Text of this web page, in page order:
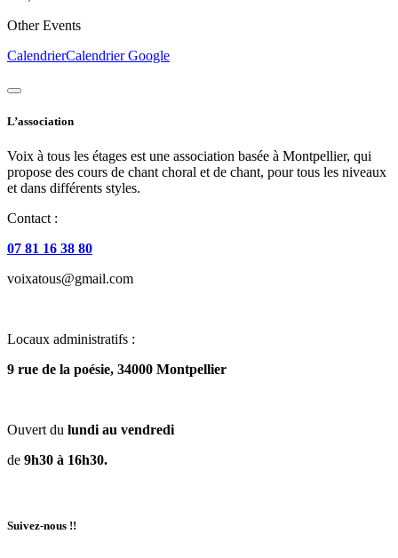
Other Events
CalendrierCalendrier Google
L’association
Voix à tous les étages est une association basée à Montpellier, qui
propose des cours de chant choral et de chant, pour tous les niveaux
et dans différents styles.
Contact :
07 81 16 38 80
voixatous@gmail.com
Locaux administratifs :
9 rue de la poésie, 34000 Montpellier
Ouvert du lundi au vendredi
de 9h30 à 16h30.
Suivez-nous !!